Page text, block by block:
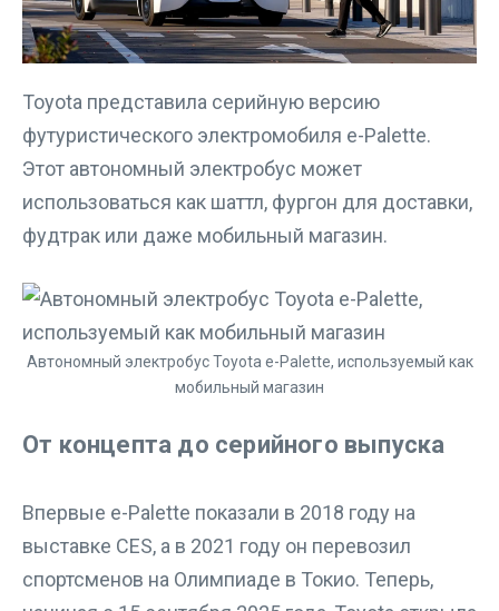
Toyota представила серийную версию
футуристического электромобиля e-Palette.
Этот автономный электробус может
использоваться как шаттл, фургон для доставки,
фудтрак или даже мобильный магазин.
Автономный электробус Toyota e-Palette, используемый как
мобильный магазин
От концепта до серийного выпуска
Впервые e-Palette показали в 2018 году на
выставке CES, а в 2021 году он перевозил
спортсменов на Олимпиаде в Токио. Теперь,